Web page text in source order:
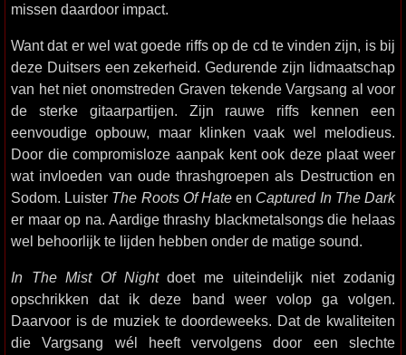
missen daardoor impact.
Want dat er wel wat goede riffs op de cd te vinden zijn, is bij
deze Duitsers een zekerheid. Gedurende zijn lidmaatschap
van het niet onomstreden Graven tekende Vargsang al voor
de sterke gitaarpartijen. Zijn rauwe riffs kennen een
eenvoudige opbouw, maar klinken vaak wel melodieus.
Door die compromisloze aanpak kent ook deze plaat weer
wat invloeden van oude thrashgroepen als Destruction en
Sodom. Luister The Roots Of Hate en Captured In The Dark
er maar op na. Aardige thrashy blackmetalsongs die helaas
wel behoorlijk te lijden hebben onder de matige sound.
In The Mist Of Nightdoet me uiteindelijk niet zodanig
opschrikken dat ik deze band weer volop ga volgen.
Daarvoor is de muziek te doordeweeks. Dat de kwaliteiten
die Vargsang wél heeft vervolgens door een slechte